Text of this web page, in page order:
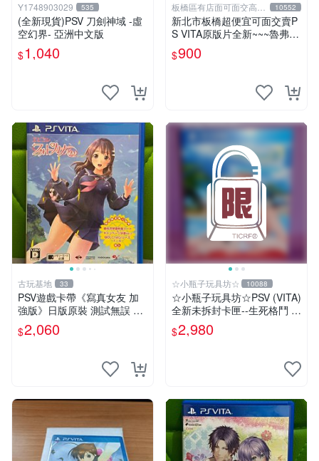
Y1748903029 535
(全新現貨)PSV 刀劍神域 -虛
空幻界- 亞洲中文版
$1,040
板橋區有店面可面交高價
回收電玩
10552
新北市板橋超便宜可面交賣P
S VITA原版片全新~~~魯弗蘭
的地下迷宮與魔女的旅團~~~
便宜賣
$900
古玩基地 33
PSV遊戲卡帶《寫真女友 加
強版》日版原裝 測試無誤 成
色如圖 售後不退 寫真女友 P
SV 日版 訊息卡
$2,060
☆小瓶子玩具坊☆ 10088
☆小瓶子玩具坊☆PSV (VITA)
全新未拆封卡匣--生死格鬥 沙
灘排球3 維納斯 典藏版 (中文
版)
$2,980